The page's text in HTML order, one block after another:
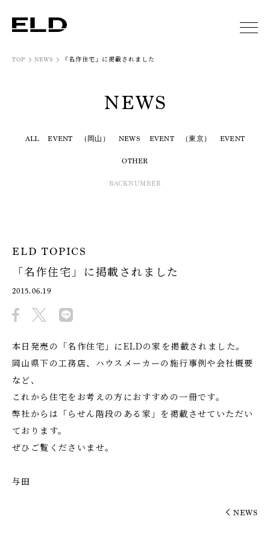
TOP NEWS 「名作住宅」に掲載されました
NEWS
ALL EVENT （岡山） NEWS EVENT （東京） EVENT
OTHER
BACKNUMBER
ELD TOPICS
「名作住宅」に掲載されました
2015.06.19
本日発売の「名作住宅」にELDの家を掲載されました。
岡山県下の工務店、ハウスメーカーの施行事例や会社概要
など、
これから住宅をお考えの方におすすめの一冊です。
弊社からは「らせん階段のある家」を掲載させていただい
ております。
ぜひご覧くださいませ。
与田
NEWS